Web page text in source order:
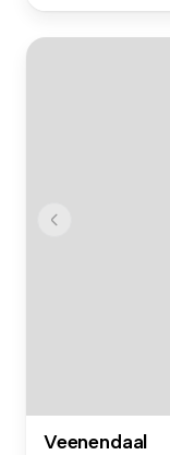
Veenendaal